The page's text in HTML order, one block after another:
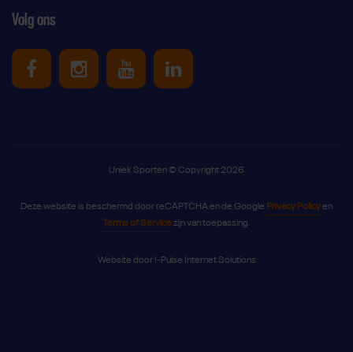
Volg ons
Uniek Sporten op Facebook
Uniek Sporten op Instagram
Uniek Sporten op Youtube
Uniek Sporten op
Uniek Sporten © Copyright 2026
Deze website is beschermd door reCAPTCHA en de Google Privacy Policyen
Terms of Servicezijn van toepassing.
Website door I-Pulse Internet Solutions